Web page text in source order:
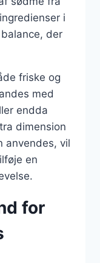
i
der
friske og
med
endda
dimension
anvendes, vil
en
for